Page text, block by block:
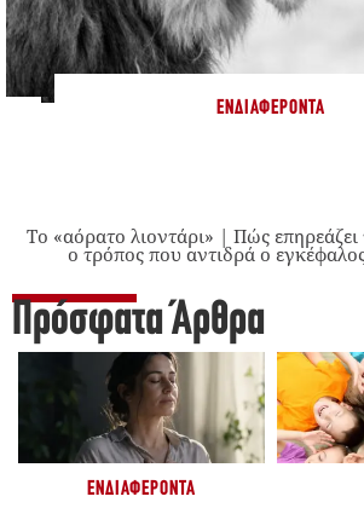
ΕΝΔΙΑΦΈΡΟΝΤΑ
Το «αόρατο λιοντάρι» | Πώς επηρεάζει
ο τρόπος που αντιδρά ο
Πρόσφατα Άρθρα
ΕΝΔΙΑΦΈΡΟΝΤΑ